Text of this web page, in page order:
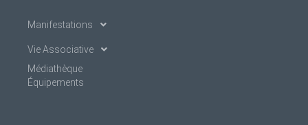
Manifestations
Vie Associative
Médiathèque
Équipements